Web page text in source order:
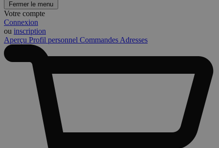
Fermer le menu
Votre compte
Connexion
ou inscription
Aperçu Profil personnel Commandes Adresses